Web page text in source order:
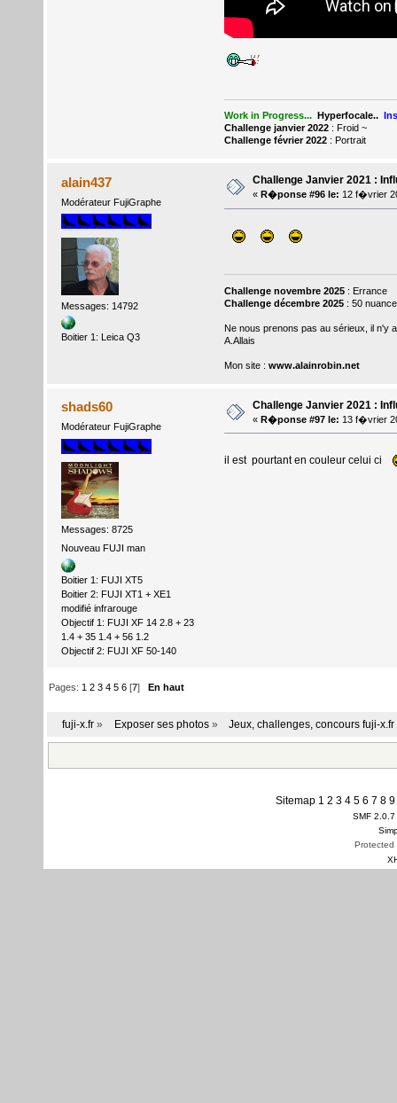
Work in Progress... Hyperfocale..
Challenge janvier 2022: Froid~
Challenge février 2022: Portrait
alain437
Modérateur FujiGraphe
Messages: 14792
Boitier 1: Leica Q3
Challenge Janvier 2021 :
« R�ponse #96 le: 12 f�vrier
Challenge novembre 2025: Errance
Challenge décembre 2025: 50
Ne nous prenons pas au sérieux, il n'y
A.Allais
Mon site : www.alainrobin.net
shads60
Modérateur FujiGraphe
Messages: 8725
Nouveau FUJI man
Boitier 1: FUJI XT5
Boitier 2: FUJI XT1 + XE1
modifié infrarouge
Objectif 1: FUJI XF 14 2.8 + 23
1.4 + 35 1.4 + 56 1.2
Objectif 2: FUJI XF 50-140
Challenge Janvier 2021 :
« R�ponse #97 le: 13 f�vrier
il est pourtant en couleur celui ci
Pages: 1 2 3 4 5 6 [7]En haut
fuji-x.fr » Exposer ses photos» Jeux, challenges, concours fuji-x.fr
Sitemap 1 2 3 4 5 6 7 8 9
SMF 2.0.7